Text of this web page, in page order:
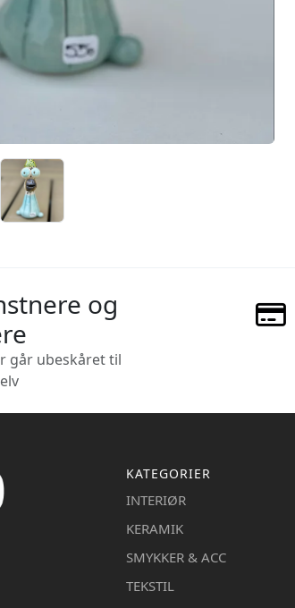
og
går ubeskåret til
KATEGORIER
INTERIØR
KERAMIK
SMYKKER & ACC
TEKSTIL